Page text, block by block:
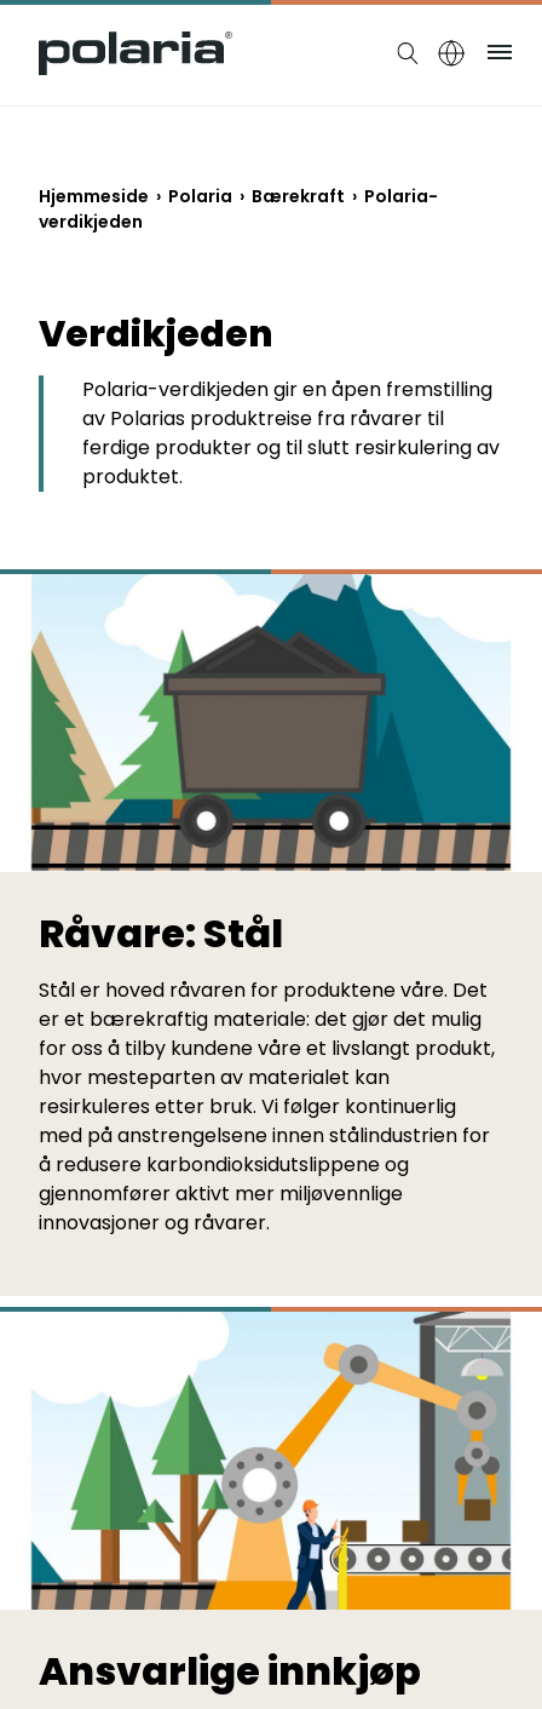
https://polaria.fi/name
Hjemmeside › Polaria › Bærekraft › Polaria-
verdikjeden
Verdikjeden
Polaria-verdikjeden gir en åpen fremstilling
av Polarias produktreise fra råvarer til
ferdige produkter og til slutt resirkulering av
produktet.
Råvare: Stål
Stål er hoved råvaren for produktene våre. Det
er et bærekraftig materiale: det gjør det mulig
for oss å tilby kundene våre et livslangt produkt,
hvor mesteparten av materialet kan
resirkuleres etter bruk. Vi følger kontinuerlig
med på anstrengelsene innen stålindustrien for
å redusere karbondioksidutslippene og
gjennomfører aktivt mer miljøvennlige
innovasjoner og råvarer.
Ansvarlige innkjøp